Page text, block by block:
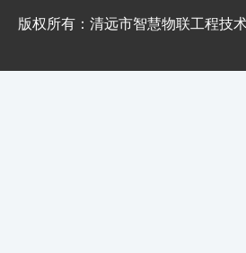
版权所有：清远市智慧物联工程技